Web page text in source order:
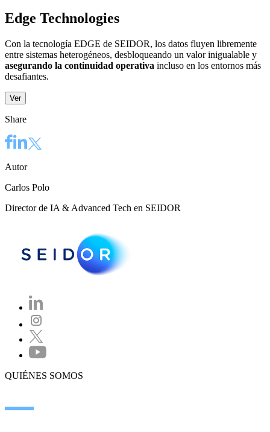
Edge Technologies
Con la tecnología EDGE de SEIDOR, los datos fluyen libremente
entre sistemas heterogéneos, desbloqueando un valor inigualable y
asegurando la continuidad operativa incluso en los entornos más
desafiantes. ​
Ver
Share
Autor
Carlos Polo
Director de IA & Advanced Tech en SEIDOR
QUIÉNES SOMOS